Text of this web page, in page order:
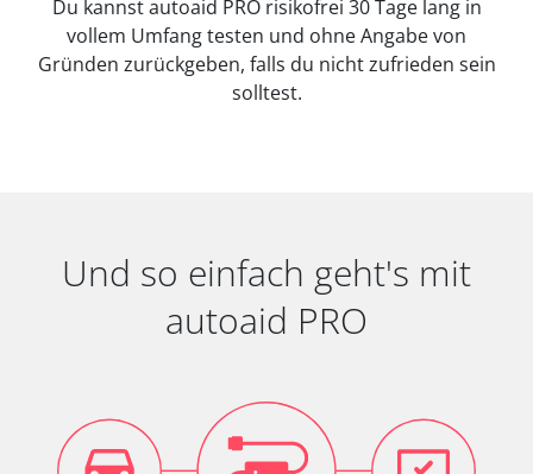
Du kannst autoaid PRO risikofrei 30 Tage lang in
vollem Umfang testen und ohne Angabe von
Gründen zurückgeben, falls du nicht zufrieden sein
solltest.
Und so einfach geht's mit
autoaid PRO